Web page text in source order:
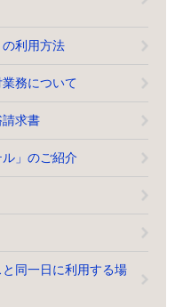
利用方法
務について
請求書
ル」のご紹介
同一日に利用する場